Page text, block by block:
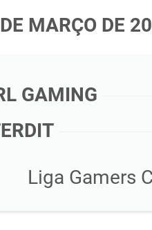
MARÇO DE
GAMING
Liga Gamers